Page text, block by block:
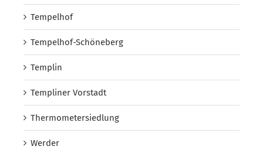
Tempelhof
Tempelhof-Schöneberg
Templin
Templiner Vorstadt
Thermometersiedlung
Werder